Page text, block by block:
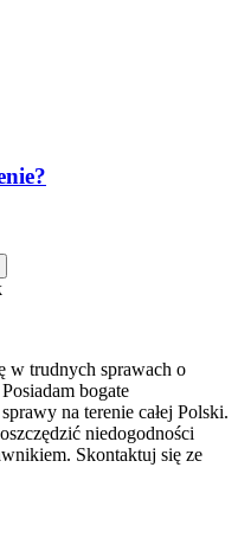
w trudnych sprawach o
bogate
na terenie całej Polski.
niedogodności
Skontaktuj się ze